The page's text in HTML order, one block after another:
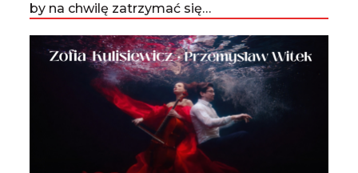
by na chwilę zatrzymać się…